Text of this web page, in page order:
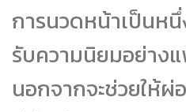
การนวดหน้าเป็นห
รับความนิยมอย่างแ
นอกจากจะช่วยให้